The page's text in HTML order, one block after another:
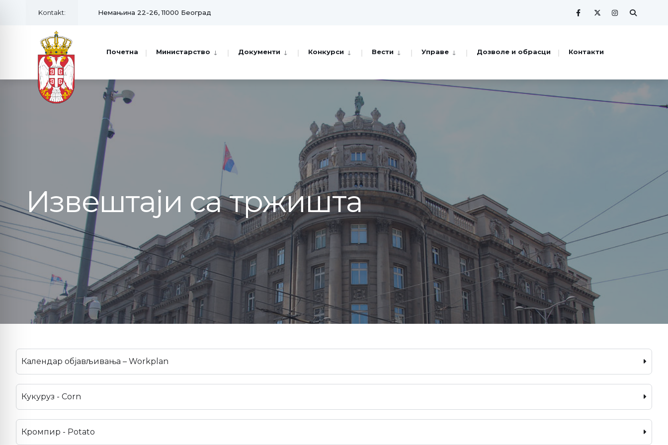
Kontakt: Немањина 22-26, 11000 Београд
Почетна Министарство Документи Конкурси Вести Управе Дозволе и обрасци Контакти
Извештаји са тржишта
Календар објављивања – Workplan
Кукуруз - Corn
Кромпир - Potato